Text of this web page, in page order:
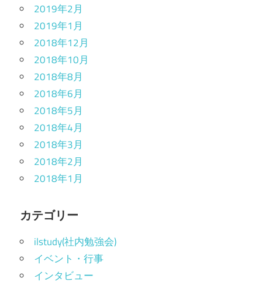
2019年2月
2019年1月
2018年12月
2018年10月
2018年8月
2018年6月
2018年5月
2018年4月
2018年3月
2018年2月
2018年1月
カテゴリー
ilstudy(社内勉強会)
イベント・行事
インタビュー